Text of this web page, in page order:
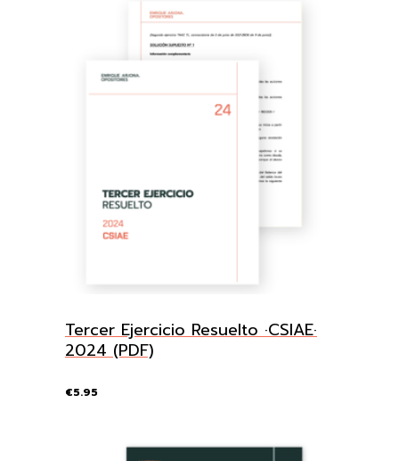
Tercer Ejercicio Resuelto ·CSIAE·
2024 (PDF)
€5.95